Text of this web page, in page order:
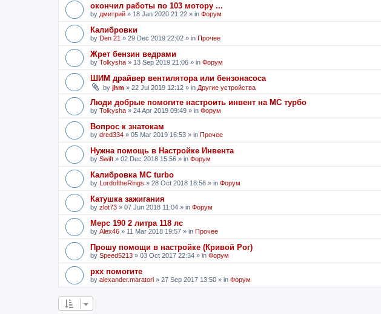
окончил работы по 103 мотору ...
by дмитрий » 18 Jan 2020 21:22 » in Форум
Калибровки
by Den 21 » 29 Dec 2019 22:02 » in Прочее
Жрет бензин ведрами
by Tolkysha » 13 Sep 2019 21:06 » in Форум
ШИМ драйвер вентилятора или бензонасоса
by jhm » 22 Jul 2019 12:12 » in Другие устройства
Люди добрые помогите настроить инвент на МС турбо
by Tolkysha » 24 Apr 2019 09:49 » in Форум
Вопрос к знатокам
by dred334 » 05 Mar 2019 16:53 » in Прочее
Нужна помощь в Настройке Инвента
by Swift » 02 Dec 2018 15:56 » in Форум
Калибровка MC turbo
by LordoftheRings » 28 Oct 2018 18:56 » in Форум
Катушка зажигания
by zlot73 » 07 Jun 2018 11:04 » in Форум
Мерс 190 2 литра 118 лс
by Alex46 » 11 Mar 2018 19:57 » in Прочее
Прошу помощи в настройке (Кривой Рог)
by Speed5213 » 03 Oct 2017 22:34 » in Форум
рхх помогите
by alexander.maratori » 27 Sep 2017 13:50 » in Форум